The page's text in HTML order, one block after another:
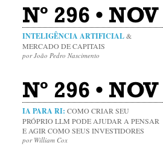
Nº 296 •
INTELIGÊNCIA ARTIFICIAL&
MERCADO DE CAPITAIS
por João Pedro Nascimento
Nº 296 •
IA PARA RI: COMO CRIAR SEU
PRÓPRIO LLM PODE AJUDAR A PENSAR
E AGIR COMO SEUS INVESTIDORES
por William Cox